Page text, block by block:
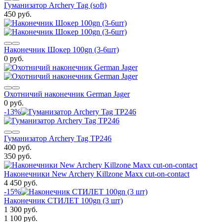
Гуманизатор Archery Tag (soft)
450 руб.
Наконечник Шокер 100gn (3-6шт)
0 руб.
Охотничий наконечник German Jager
0 руб.
-13%
Гуманизатор Archery Tag TP246
400 руб.
350 руб.
Наконечники New Archery Killzone Maxx cut-on-contact
4 450 руб.
-15%
Наконечник СТИЛЕТ 100gn (3 шт)
1 300 руб.
1 100 руб.